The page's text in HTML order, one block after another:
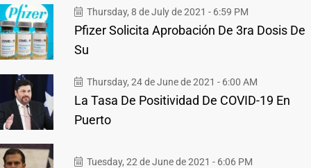
Thursday, 8 de July de 2021 - 6:59 PM
Pfizer Solicita Aprobación De 3ra Dosis De
Su
Thursday, 24 de June de 2021 - 6:00 AM
La Tasa De Positividad De COVID-19 En
Puerto
Tuesday, 22 de June de 2021 - 6:06 PM